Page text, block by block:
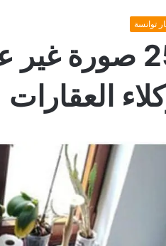
توانسة
25 صورة
العقارات